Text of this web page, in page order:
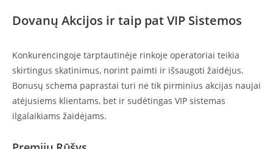
Dovanų Akcijos ir taip pat VIP Sistemos
Konkurencingoje tarptautinėje rinkoje operatoriai teikia
skirtingus skatinimus, norint paimti ir išsaugoti žaidėjus.
Bonusų schema paprastai turi ne tik pirminius akcijas naujai
atėjusiems klientams, bet ir sudėtingas VIP sistemas
ilgalaikiams žaidėjams.